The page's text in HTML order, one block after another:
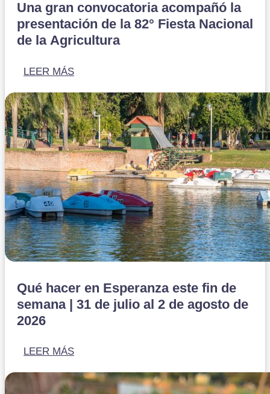
Una gran convocatoria acompañó la
presentación de la 82° Fiesta Nacional
de la Agricultura
LEER MÁS
Qué hacer en Esperanza este fin de
semana | 31 de julio al 2 de agosto de
2026
LEER MÁS